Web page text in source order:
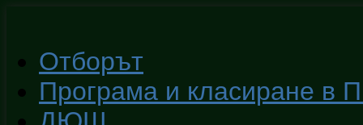
Отборът
Програма и класиране в